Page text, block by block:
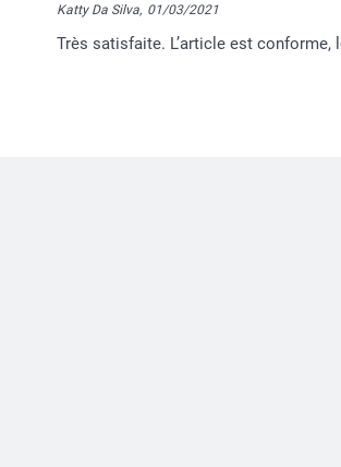
Katty Da Silva, 01/03/2021
Très satisfaite. L’article est